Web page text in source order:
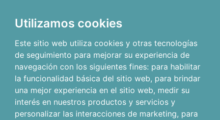
Utilizamos cookies
Este sitio web utiliza cookies y otras tecnologías
de seguimiento para mejorar su experiencia de
navegación con los siguientes fines: para habilitar
la funcionalidad básica del sitio web, para brindar
una mejor experiencia en el sitio web, medir su
interés en nuestros productos y servicios y
personalizar las interacciones de marketing, para